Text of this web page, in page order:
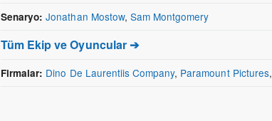
Senaryo: Jonathan Mostow, Sam Montgomery
Tüm Ekip ve Oyuncular ➔
Firmalar: Dino De Laurentiis Company, Paramount Pictures,